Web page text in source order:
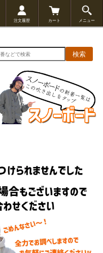
注文履歴 カート メニュー
検索